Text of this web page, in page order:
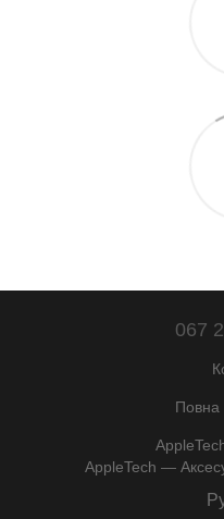
067
Повна
AppleTech —